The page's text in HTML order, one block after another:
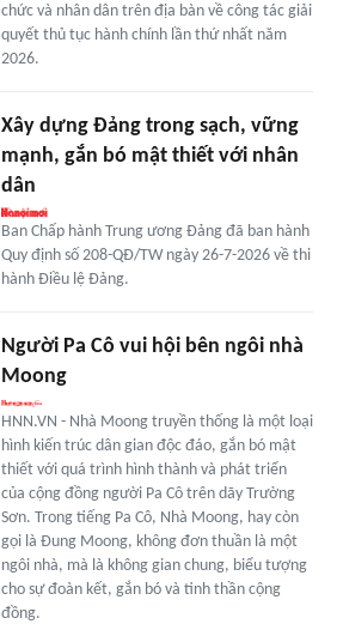
chức và nhân dân trên địa bàn về công tác giải
quyết thủ tục hành chính lần thứ nhất năm
2026.
Xây dựng Đảng trong sạch, vững
mạnh, gắn bó mật thiết với nhân
dân
Ban Chấp hành Trung ương Đảng đã ban hành
Quy định số 208-QĐ/TW ngày 26-7-2026 về thi
hành Điều lệ Đảng.
Người Pa Cô vui hội bên ngôi nhà
Moong
HNN.VN - Nhà Moong truyền thống là một loại
hình kiến trúc dân gian độc đáo, gắn bó mật
thiết với quá trình hình thành và phát triển
của cộng đồng người Pa Cô trên dãy Trường
Sơn. Trong tiếng Pa Cô, Nhà Moong, hay còn
gọi là Đung Moong, không đơn thuần là một
ngôi nhà, mà là không gian chung, biểu tượng
cho sự đoàn kết, gắn bó và tinh thần cộng
đồng.